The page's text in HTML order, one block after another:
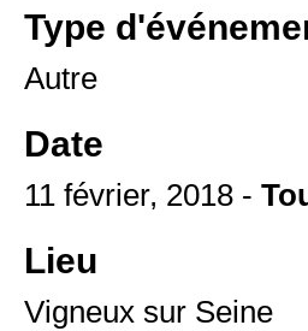
Type
Autre
Date
11 février, 2018 -
Lieu
Vigneux sur Seine